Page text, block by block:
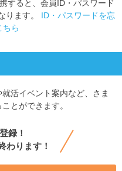
すると、会員ID・パスワード
ります。 ID・パスワードを忘
ちら
活イベント案内など、さま
とができます。
録！
わります！